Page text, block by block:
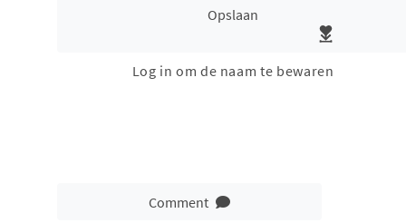
Opslaan
Log in om de naam te bewaren
Comment